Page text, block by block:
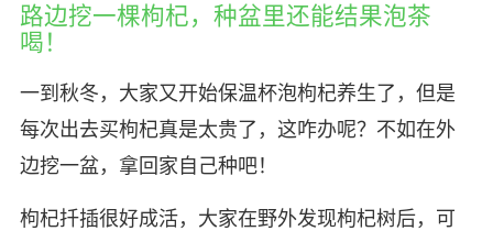
路边挖一棵枸杞，种盆里还能结果泡茶
喝！
一到秋冬，大家又开始保温杯泡枸杞养生了，但是
每次出去买枸杞真是太贵了，这咋办呢？不如在外
边挖一盆，拿回家自己种吧！
枸杞扦插很好成活，大家在野外发现枸杞树后，可